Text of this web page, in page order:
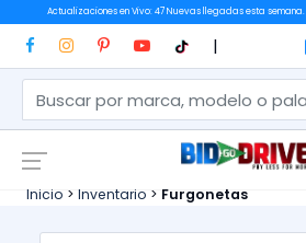
Actualizaciones en Vivo: 47 Nuevas llegadas esta semana.
|
Inicio > Inventario > Furgonetas